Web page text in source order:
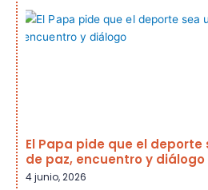
El Papa pide que el
de paz, encuentro y diálogo
4 junio, 2026